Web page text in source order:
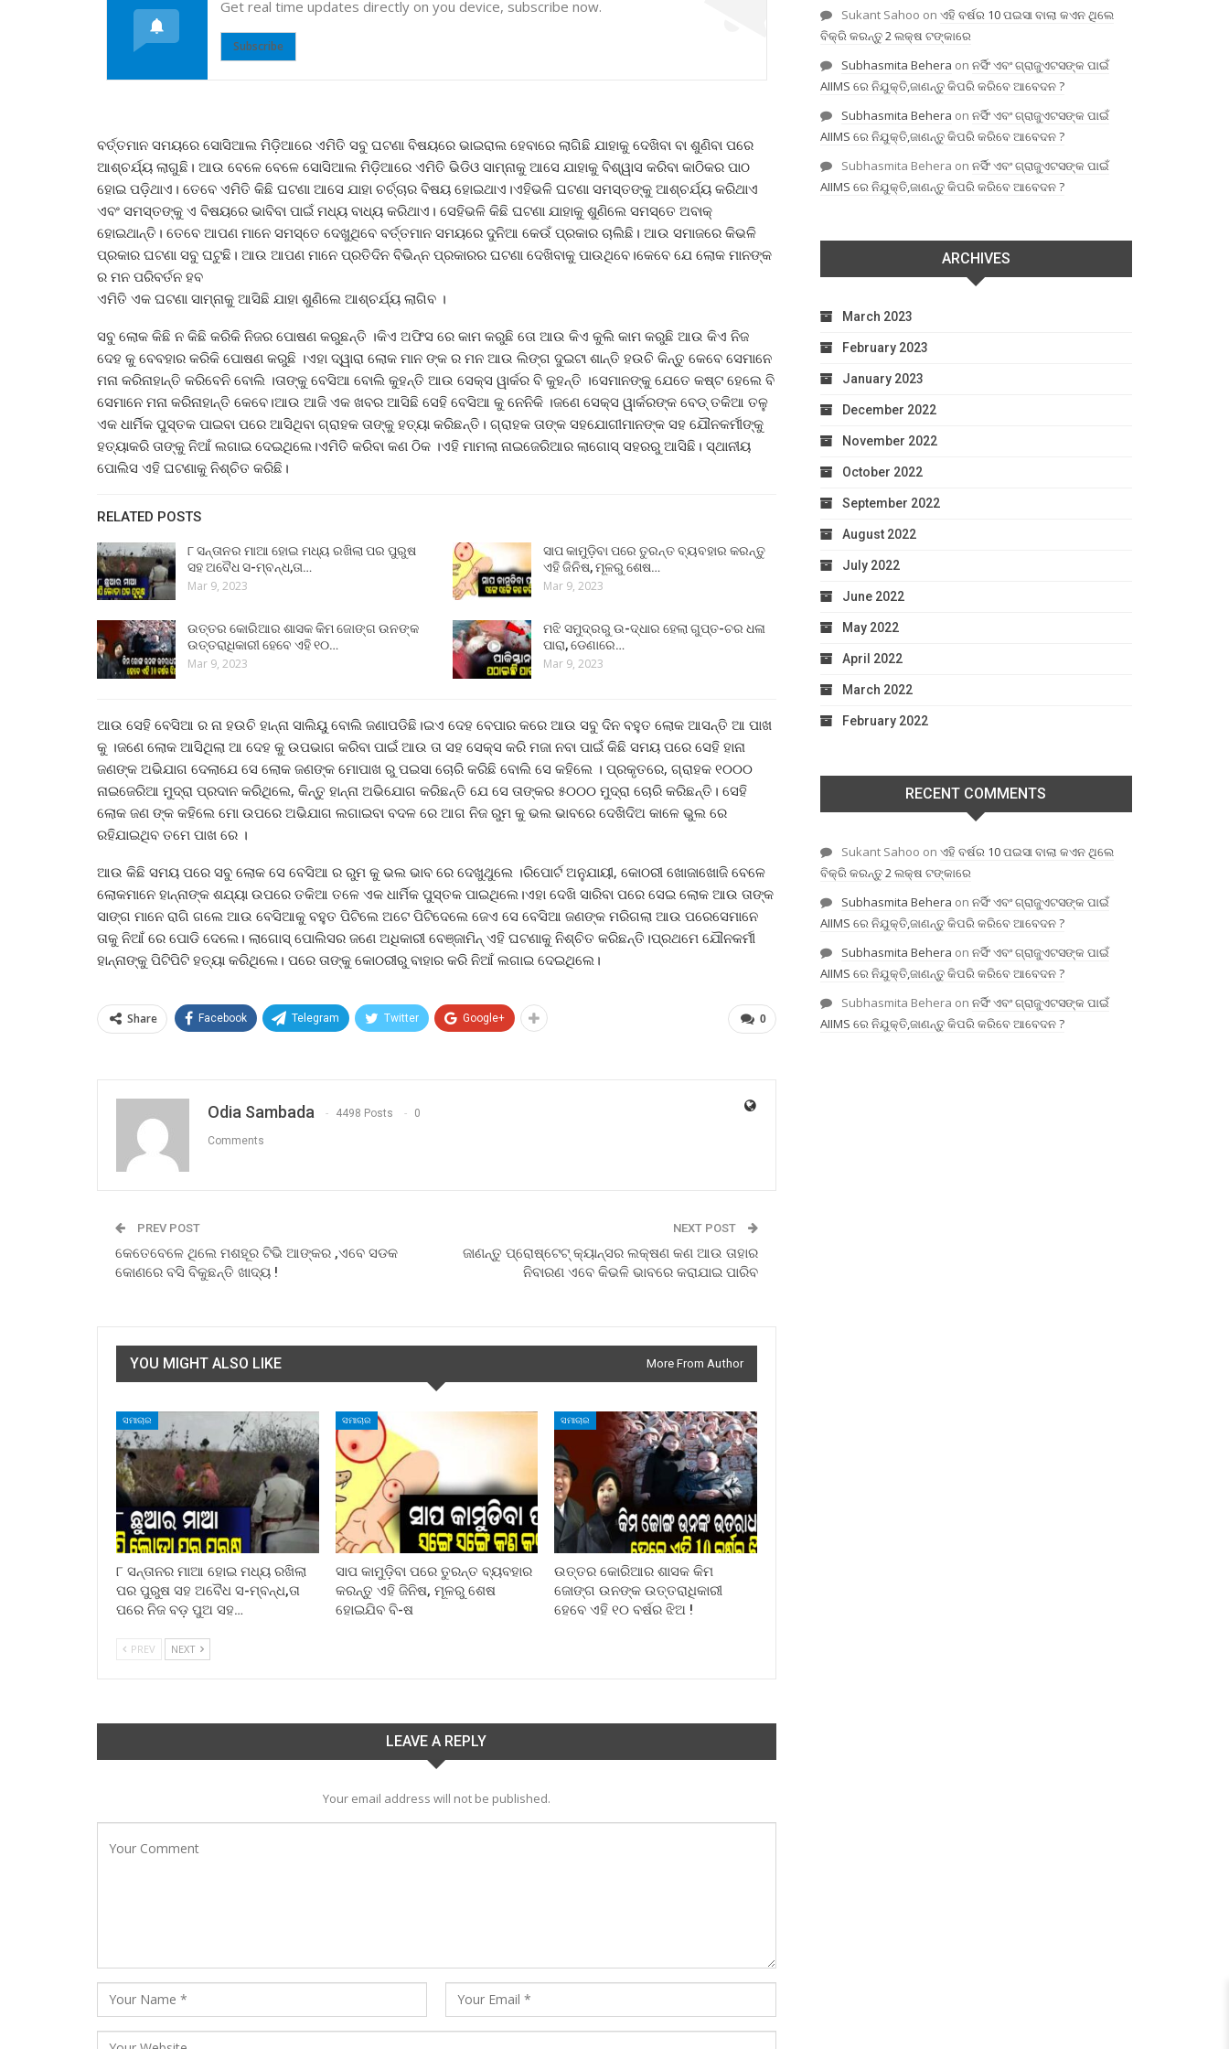
Get real time updates directly on you device, subscribe now.
Subscribe
ବର୍ତ୍ତମାନ ସମୟରେ ସୋସିଆଲ ମିଡ଼ିଆରେ ଏମିତି ସବୁ ଘଟଣା ବିଷୟରେ ଭାଇରାଲ ହେବାରେ ଲାଗିଛି ଯାହାକୁ ଦେଖିବା ବା ଶୁଣିବା ପରେ
ଆଶ୍ଚର୍ଯ୍ୟ ଲାଗୁଛି। ଆଉ ବେଳେ ବେଳେ ସୋସିଆଲ ମିଡ଼ିଆରେ ଏମିତି ଭିଡିଓ ସାମ୍ନାକୁ ଆସେ ଯାହାକୁ ବିଶ୍ୱାସ କରିବା କାଠିକର ପାଠ
ହୋଇ ପଡ଼ିଥାଏ। ତେବେ ଏମିତି କିଛି ଘଟଣା ଆସେ ଯାହା ଚର୍ଚ୍ଚାର ବିଷୟ ହୋଇଥାଏ।ଏହିଭଳି ଘଟଣା ସମସ୍ତଙ୍କୁ ଆଶ୍ଚର୍ଯ୍ୟ କରିଥାଏ
ଏବଂ ସମସ୍ତଙ୍କୁ ଏ ବିଷୟରେ ଭାବିବା ପାଇଁ ମଧ୍ୟ ବାଧ୍ୟ କରିଥାଏ। ସେହିଭଳି କିଛି ଘଟଣା ଯାହାକୁ ଶୁଣିଲେ ସମସ୍ତେ ଅବାକ୍
ହୋଇଥାନ୍ତି। ତେବେ ଆପଣ ମାନେ ସମସ୍ତେ ଦେଖୁଥିବେ ବର୍ତ୍ତମାନ ସମୟରେ ଦୁନିଆ କେଉଁ ପ୍ରକାର ଚାଲିଛି। ଆଉ ସମାଜରେ କିଭଳି
ପ୍ରକାର ଘଟଣା ସବୁ ଘଟୁଛି। ଆଉ ଆପଣ ମାନେ ପ୍ରତିଦିନ ବିଭିନ୍ନ ପ୍ରକାରର ଘଟଣା ଦେଖିବାକୁ ପାଉଥିବେ।କେବେ ଯେ ଲୋକ ମାନଙ୍କ
ର ମନ ପରିବର୍ତନ ହବ
ଏମିତି ଏକ ଘଟଣା ସାମ୍ନାକୁ ଆସିଛି ଯାହା ଶୁଣିଲେ ଆଶ୍ଚର୍ଯ୍ୟ ଲାଗିବ ।
ସବୁ ଲୋକ କିଛି ନ କିଛି କରିକି ନିଜର ପୋଷଣ କରୁଛନ୍ତି ।କିଏ ଅଫିସ ରେ କାମ କରୁଛି ତୋ ଆଉ କିଏ କୁଲି କାମ କରୁଛି ଆଉ କିଏ ନିଜ
ଦେହ କୁ ବେବହାର କରିକି ପୋଷଣ କରୁଛି ।ଏହା ଦ୍ୱାରା ଲୋକ ମାନ ଙ୍କ ର ମନ ଆଉ ଲିଙ୍ଗ ଦୁଇଟା ଶାନ୍ତି ହଉଚି କିନ୍ତୁ କେବେ ସେମାନେ
ମନା କରିନାହାନ୍ତି କରିବେନି ବୋଲି ।ତାଙ୍କୁ ବେସିଆ ବୋଲି କୁହନ୍ତି ଆଉ ସେକ୍ସ ୱାର୍କର ବି କୁହନ୍ତି ।ସେମାନଙ୍କୁ ଯେତେ କଷ୍ଟ ହେଲେ ବି
ସେମାନେ ମନା କରିନାହାନ୍ତି କେବେ।ଆଉ ଆଜି ଏକ ଖବର ଆସିଛି ସେହି ବେସିଆ କୁ ନେନିକି ।ଜଣେ ସେକ୍ସ ୱାର୍କରଙ୍କ ବେଡ୍ ତକିଆ ତଳୁ
ଏକ ଧାର୍ମିକ ପୁସ୍ତକ ପାଇବା ପରେ ଆସିଥିବା ଗ୍ରାହକ ତାଙ୍କୁ ହତ୍ୟା କରିଛନ୍ତି। ଗ୍ରାହକ ତାଙ୍କ ସହଯୋଗୀମାନଙ୍କ ସହ ଯୌନକର୍ମୀଙ୍କୁ
ହତ୍ୟାକରି ତାଙ୍କୁ ନିଆଁ ଲଗାଇ ଦେଇଥିଲେ।ଏମିତି କରିବା କଣ ଠିକ ।ଏହି ମାମଲା ନାଇଜେରିଆର ଲାଗୋସ୍ ସହରରୁ ଆସିଛି। ସ୍ଥାନୀୟ
ପୋଲିସ ଏହି ଘଟଣାକୁ ନିଶ୍ଚିତ କରିଛି।
RELATED POSTS
୮ ସନ୍ତାନର ମାଆ ହୋଇ ମଧ୍ୟ ରଖିଲା ପର ପୁରୁଷ
ସହ ଅବୈଧ ସ-ମ୍ବନ୍ଧ,ତା…
Mar 9, 2023
ସାପ କାମୁଡ଼ିବା ପରେ ତୁରନ୍ତ ବ୍ୟବହାର କରନ୍ତୁ
ଏହି ଜିନିଷ, ମୂଳରୁ ଶେଷ…
Mar 9, 2023
ଉତ୍ତର କୋରିଆର ଶାସକ କିମ ଜୋଙ୍ଗ ଉନଙ୍କ
ଉତ୍ତରାଧିକାରୀ ହେବେ ଏହି ୧୦…
Mar 9, 2023
ମଝି ସମୁଦ୍ରରୁ ଉ-ଦ୍ଧାର ହେଲା ଗୁପ୍ତ-ଚର ଧଳା
ପାରା, ଡେଣାରେ…
Mar 9, 2023
ଆଉ ସେହି ବେସିଆ ର ନା ହଉଚି ହାନ୍ନା ସାଲିୟୁ ବୋଲି ଜଣାପଡିଛି।ଇଏ ଦେହ ବେପାର କରେ ଆଉ ସବୁ ଦିନ ବହୁତ ଲୋକ ଆସନ୍ତି ଆ ପାଖ
କୁ ।ଜଣେ ଲୋକ ଆସିଥିଲା ଆ ଦେହ କୁ ଉପଭାଗ କରିବା ପାଇଁ ଆଉ ତା ସହ ସେକ୍ସ କରି ମଜା ନବା ପାଇଁ କିଛି ସମୟ ପରେ ସେହି ହାନା
ଜଣଙ୍କ ଅଭିଯାଗ ଦେଲାଯେ ସେ ଲୋକ ଜଣଙ୍କ ମୋପାଖ ରୁ ପଇସା ଚୋରି କରିଛି ବୋଲି ସେ କହିଲେ । ପ୍ରକୃତରେ, ଗ୍ରାହକ ୧୦୦୦
ନାଇଜେରିଆ ମୁଦ୍ରା ପ୍ରଦାନ କରିଥିଲେ, କିନ୍ତୁ ହାନ୍ନା ଅଭିଯୋଗ କରିଛନ୍ତି ଯେ ସେ ତାଙ୍କର ୫୦୦୦ ମୁଦ୍ରା ଚୋରି କରିଛନ୍ତି। ସେହି
ଲୋକ ଜଣ ଙ୍କ କହିଲେ ମୋ ଉପରେ ଅଭିଯାଗ ଲଗାଇବା ବଦଳ ରେ ଆଗ ନିଜ ରୁମ କୁ ଭଲ ଭାବରେ ଦେଖିଦିଅ କାଳେ ଭୁଲ ରେ
ରହିଯାଇଥିବ ତମେ ପାଖ ରେ ।
ଆଉ କିଛି ସମୟ ପରେ ସବୁ ଲୋକ ସେ ବେସିଆ ର ରୁମ କୁ ଭଲ ଭାବ ରେ ଦେଖୁଥୁଲେ ।ରିପୋର୍ଟ ଅନୁଯାୟୀ, କୋଠରୀ ଖୋଜାଖୋଜି ବେଳେ
ଲୋକମାନେ ହାନ୍ନାଙ୍କ ଶଯ୍ୟା ଉପରେ ତକିଆ ତଳେ ଏକ ଧାର୍ମିକ ପୁସ୍ତକ ପାଇଥିଲେ।ଏହା ଦେଖି ସାରିବା ପରେ ସେଇ ଲୋକ ଆଉ ତାଙ୍କ
ସାଙ୍ଗ ମାନେ ରାଗି ଗଲେ ଆଉ ବେସିଆକୁ ବହୁତ ପିଟିଲେ ଅଟେ ପିଟିଦେଲେ ଜେଏ ସେ ବେସିଆ ଜଣଙ୍କ ମରିଗଲା ଆଉ ପରେସେମାନେ
ତାକୁ ନିଆଁ ରେ ପୋଡି ଦେଲେ। ଲାଗୋସ୍ ପୋଲିସର ଜଣେ ଅଧିକାରୀ ବେଞ୍ଜାମିନ୍ ଏହି ଘଟଣାକୁ ନିଶ୍ଚିତ କରିଛନ୍ତି।ପ୍ରଥମେ ଯୌନକର୍ମୀ
ହାନ୍ନାଙ୍କୁ ପିଟିପିଟି ହତ୍ୟା କରିଥିଲେ। ପରେ ତାଙ୍କୁ କୋଠରୀରୁ ବାହାର କରି ନିଆଁ ଲଗାଇ ଦେଇଥିଲେ।
0
Share Facebook Telegram Twitter Google+
Odia Sambada 4498 Posts 0
Comments
PREV POST
କେତେବେଳେ ଥିଲେ ମଶହୂର ଟିଭି ଆଙ୍କର ,ଏବେ ସଡକ
କୋଣରେ ବସି ବିକୁଛନ୍ତି ଖାଦ୍ୟ !
NEXT POST
ଜାଣନ୍ତୁ ପ୍ରୋଷ୍ଟେଟ୍ କ୍ୟାନ୍ସର ଲକ୍ଷଣ କଣ ଆଉ ତାହାର
ନିବାରଣ ଏବେ କିଭଳି ଭାବରେ କରାଯାଇ ପାରିବ
YOU MIGHT ALSO LIKE More From Author
ସମାଚାର
୮ ସନ୍ତାନର ମାଆ ହୋଇ ମଧ୍ୟ ରଖିଲା
ପର ପୁରୁଷ ସହ ଅବୈଧ ସ-ମ୍ବନ୍ଧ,ତା
ପରେ ନିଜ ବଡ଼ ପୁଅ ସହ…
ସମାଚାର
ସାପ କାମୁଡ଼ିବା ପରେ ତୁରନ୍ତ ବ୍ୟବହାର
କରନ୍ତୁ ଏହି ଜିନିଷ, ମୂଳରୁ ଶେଷ
ହୋଇଯିବ ବି-ଷ
ସମାଚାର
ଉତ୍ତର କୋରିଆର ଶାସକ କିମ
ଜୋଙ୍ଗ ଉନଙ୍କ ଉତ୍ତରାଧିକାରୀ
ହେବେ ଏହି ୧୦ ବର୍ଷର ଝିଅ !
PREV NEXT
LEAVE A REPLY
Your email address will not be published.
Sukant Sahoo on ଏହି ବର୍ଷର 10 ପଇସା ବାଲା କଏନ ଥିଲେ
ବିକ୍ରି କରନ୍ତୁ 2 ଲକ୍ଷ ଟଙ୍କାରେ
Subhasmita Behera on ନର୍ସିଂ ଏବଂ ଗ୍ରାଜୁଏଟସଙ୍କ ପାଇଁ
AIIMS ରେ ନିଯୁକ୍ତି,ଜାଣନ୍ତୁ କିପରି କରିବେ ଆବେଦନ ?
Subhasmita Behera on ନର୍ସିଂ ଏବଂ ଗ୍ରାଜୁଏଟସଙ୍କ ପାଇଁ
AIIMS ରେ ନିଯୁକ୍ତି,ଜାଣନ୍ତୁ କିପରି କରିବେ ଆବେଦନ ?
Subhasmita Behera on ନର୍ସିଂ ଏବଂ ଗ୍ରାଜୁଏଟସଙ୍କ ପାଇଁ
AIIMS ରେ ନିଯୁକ୍ତି,ଜାଣନ୍ତୁ କିପରି କରିବେ ଆବେଦନ ?
ARCHIVES
March 2023
February 2023
January 2023
December 2022
November 2022
October 2022
September 2022
August 2022
July 2022
June 2022
May 2022
April 2022
March 2022
February 2022
RECENT COMMENTS
Sukant Sahoo on ଏହି ବର୍ଷର 10 ପଇସା ବାଲା କଏନ ଥିଲେ
ବିକ୍ରି କରନ୍ତୁ 2 ଲକ୍ଷ ଟଙ୍କାରେ
Subhasmita Behera on ନର୍ସିଂ ଏବଂ ଗ୍ରାଜୁଏଟସଙ୍କ ପାଇଁ
AIIMS ରେ ନିଯୁକ୍ତି,ଜାଣନ୍ତୁ କିପରି କରିବେ ଆବେଦନ ?
Subhasmita Behera on ନର୍ସିଂ ଏବଂ ଗ୍ରାଜୁଏଟସଙ୍କ ପାଇଁ
AIIMS ରେ ନିଯୁକ୍ତି,ଜାଣନ୍ତୁ କିପରି କରିବେ ଆବେଦନ ?
Subhasmita Behera on ନର୍ସିଂ ଏବଂ ଗ୍ରାଜୁଏଟସଙ୍କ ପାଇଁ
AIIMS ରେ ନିଯୁକ୍ତି,ଜାଣନ୍ତୁ କିପରି କରିବେ ଆବେଦନ ?